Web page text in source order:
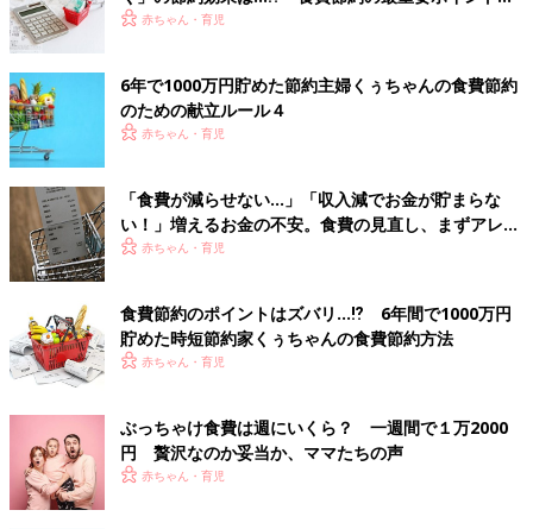
FPに聞く
赤ちゃん・育児
6年で1000万円貯めた節約主婦くぅちゃんの食費節約
のための献立ルール４
赤ちゃん・育児
「食費が減らせない…」「収入減でお金が貯まらな
い！」増えるお金の不安。食費の見直し、まずアレを
チェックして【専門家】
赤ちゃん・育児
食費節約のポイントはズバリ…⁉ 6年間で1000万円
貯めた時短節約家くぅちゃんの食費節約方法
赤ちゃん・育児
ぶっちゃけ食費は週にいくら？ 一週間で１万2000
円 贅沢なのか妥当か、ママたちの声
赤ちゃん・育児